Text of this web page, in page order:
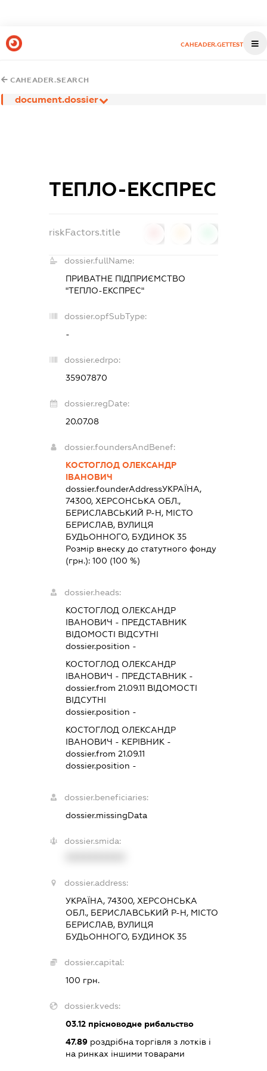
CAHEADER.GETTEST
CAHEADER.SEARCH
document.dossier
ТЕПЛО-ЕКСПРЕС
riskFactors.title
dossier.fullName:
ПРИВАТНЕ ПІДПРИЄМСТВО
"ТЕПЛО-ЕКСПРЕС"
dossier.opfSubType:
-
dossier.edrpo:
35907870
dossier.regDate:
20.07.08
dossier.foundersAndBenef:
КОСТОГЛОД ОЛЕКСАНДР
ІВАНОВИЧ
dossier.founderAddressУКРАЇНА,
74300, ХЕРСОНСЬКА ОБЛ.,
БЕРИСЛАВСЬКИЙ Р-Н, МІСТО
БЕРИСЛАВ, ВУЛИЦЯ
БУДЬОННОГО, БУДИНОК 35
Розмір внеску до статутного фонду
(грн.): 100 (100 %)
dossier.heads:
КОСТОГЛОД ОЛЕКСАНДР
ІВАНОВИЧ - ПРЕДСТАВНИК
ВІДОМОСТІ ВІДСУТНІ
dossier.position -
КОСТОГЛОД ОЛЕКСАНДР
ІВАНОВИЧ - ПРЕДСТАВНИК -
dossier.from 21.09.11 ВІДОМОСТІ
ВІДСУТНІ
dossier.position -
КОСТОГЛОД ОЛЕКСАНДР
ІВАНОВИЧ - КЕРІВНИК -
dossier.from 21.09.11
dossier.position -
dossier.beneficiaries:
dossier.missingData
dossier.smida:
dossier.address:
УКРАЇНА, 74300, ХЕРСОНСЬКА
ОБЛ., БЕРИСЛАВСЬКИЙ Р-Н, МІСТО
БЕРИСЛАВ, ВУЛИЦЯ
БУДЬОННОГО, БУДИНОК 35
dossier.capital:
100 грн.
dossier.kveds:
03.12прісноводне рибальство
47.89роздрібна торгівля з лотків і
на ринках іншими товарами